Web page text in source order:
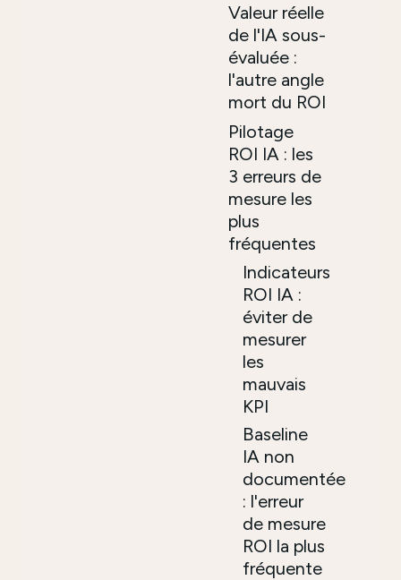
Valeur réelle
de l'IA sous-
évaluée :
l'autre angle
mort du ROI
Pilotage
ROI IA : les
3 erreurs de
mesure les
plus
fréquentes
Indicateurs
ROI IA :
éviter de
mesurer
les
mauvais
KPI
Baseline
IA non
documentée
: l'erreur
de mesure
ROI la plus
fréquente